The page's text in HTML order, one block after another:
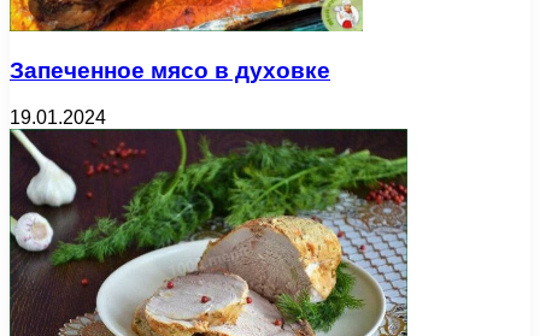
Запеченное мясо в духовке
19.01.2024